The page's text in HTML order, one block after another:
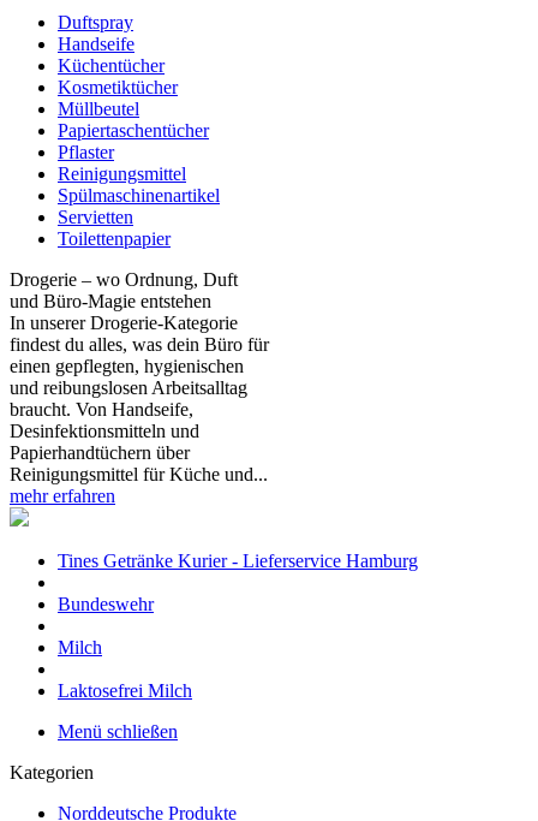
Duftspray
Handseife
Küchentücher
Kosmetiktücher
Müllbeutel
Papiertaschentücher
Pflaster
Reinigungsmittel
Spülmaschinenartikel
Servietten
Toilettenpapier
Drogerie – wo Ordnung, Duft
und Büro‑Magie entstehen
In unserer Drogerie‑Kategorie
findest du alles, was dein Büro für
einen gepflegten, hygienischen
und reibungslosen Arbeitsalltag
braucht. Von Handseife,
Desinfektionsmitteln und
Papierhandtüchern über
Reinigungsmittel für Küche und...
mehr erfahren
Tines Getränke Kurier - Lieferservice Hamburg
Bundeswehr
Milch
Laktosefrei Milch
Menü schließen
Kategorien
Norddeutsche Produkte